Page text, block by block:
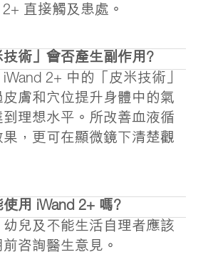
2+ 直接觸及患處。
技術」會否產生副作用?
2+ 中的「皮米技術」
皮膚和穴位提升身體中的氣
到理想水平。所改善血液循
果，更可在顯微鏡下清楚觀
使用 iWand 2+ 嗎?
幼兒及不能生活自理者應該
咨詢醫生意見。